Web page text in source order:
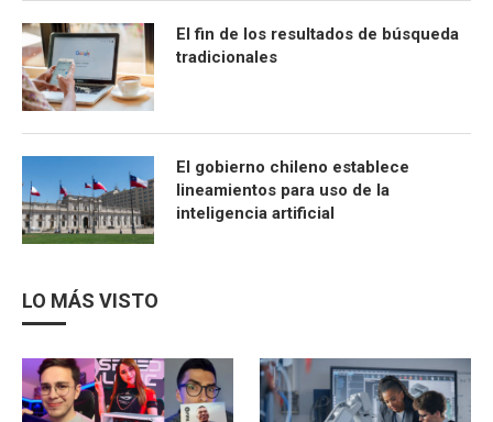
El fin de los resultados de búsqueda
tradicionales
El gobierno chileno establece
lineamientos para uso de la
inteligencia artificial
LO MÁS VISTO